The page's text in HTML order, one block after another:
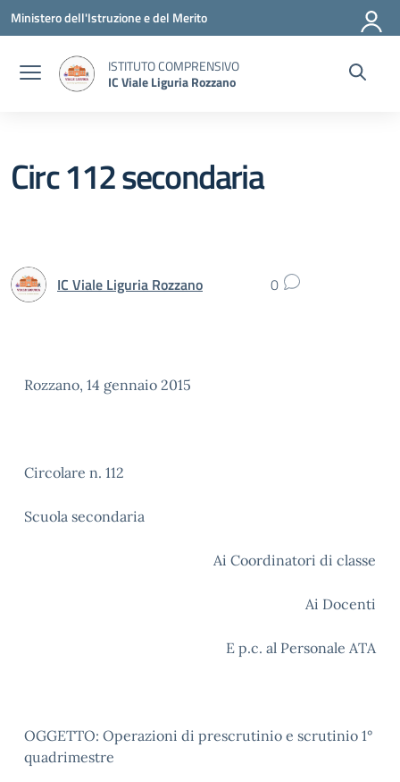
Vai ai contenuti
Vai al menu di navigazione
Vai al footer
Ministero dell'Istruzione e del Merito
ISTITUTO COMPRENSIVO
IC Viale Liguria Rozzano
Circ 112 secondaria
IC Viale Liguria Rozzano 0
Rozzano, 14 gennaio 2015
Circolare n. 112
Scuola secondaria
Ai Coordinatori di classe
Ai Docenti
E p.c. al Personale ATA
OGGETTO: Operazioni di prescrutinio e scrutinio 1°
quadrimestre